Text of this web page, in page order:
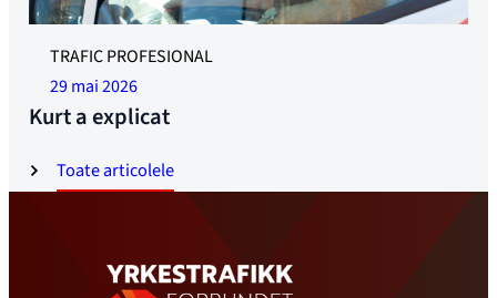
Toate articolele
FERICIT LA MUNCĂ: Kurt Petersen conduce zilnic o
basculantă într-o companie cu doi angajați. Aceștia sunt
Petersen și șeful. Foto: Øyvind Henriksen
TRAFIC PROFESIONAL
29 mai 2026
Kurt a explicat